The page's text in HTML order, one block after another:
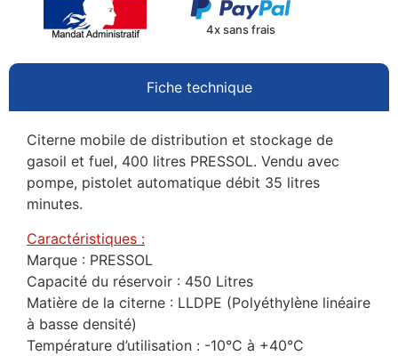
4x sans frais
Fiche technique
Citerne mobile de distribution et stockage de
gasoil et fuel, 400 litres PRESSOL. Vendu avec
pompe, pistolet automatique débit 35 litres
minutes.
Caractéristiques :
Marque : PRESSOL
Capacité du réservoir : 450 Litres
Matière de la citerne : LLDPE (Polyéthylène linéaire
à basse densité)
Température d’utilisation : -10°C à +40°C